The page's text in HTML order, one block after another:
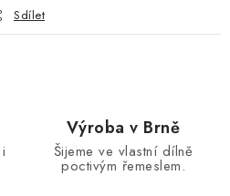
Sdílet
Výroba v Brně
Šijeme ve vlastní dílně
poctivým řemeslem.